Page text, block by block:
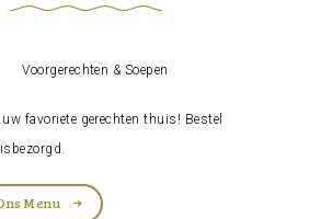
uw favoriete gerechten thuis! Bestel
Menu